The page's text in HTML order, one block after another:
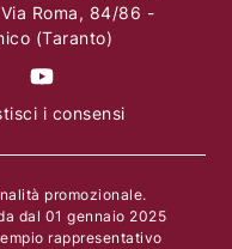
Roma, 84/86 -
(Taranto)
i consensi
promozionale.
dal 01 gennaio 2025
rappresentativo